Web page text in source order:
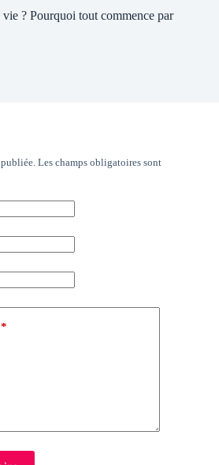
? Pourquoi tout commence par
publiée. Les champs obligatoires sont
*